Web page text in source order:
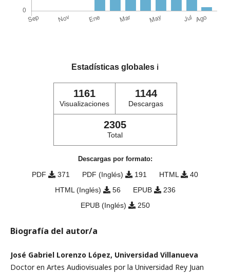
Estadísticas globales ℹ️
1161
Visualizaciones
1144
Descargas
2305
Total
Descargas por formato:
PDF 371 PDF (Inglés) 191 HTML
40
HTML (Inglés)
56 EPUB
236
EPUB (Inglés)
250
Biografía del autor/a
José Gabriel Lorenzo López, Universidad Villanueva
Doctor en Artes Audiovisuales por la Universidad Rey Juan